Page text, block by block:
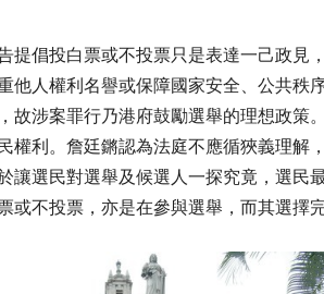
提倡投白票或不投票只是表達一己政見
他人權利名譽或保障國家安全、公共秩
故涉案罪行乃港府鼓勵選舉的理想政策
權利。詹廷鏘認為法庭不應循狹義理解
讓選民對選舉及候選人一探究竟，選民
不投票，亦是在參與選舉，而其選擇完